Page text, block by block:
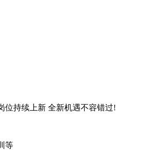
持续上新 全新机遇不容错过!
等